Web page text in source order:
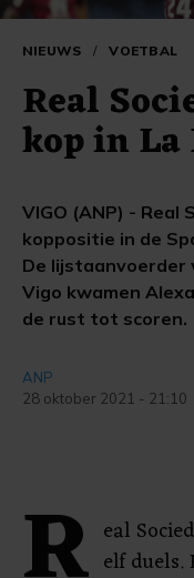
NIEUWS / VOETBAL
Real
kop in La
VIGO (ANP) - Real
koppositie in de
De lijstaanvoerder
Vigo kwamen
de rust tot scoren.
ANP
28 oktober 2021 - 21:10
eal
elf duels.